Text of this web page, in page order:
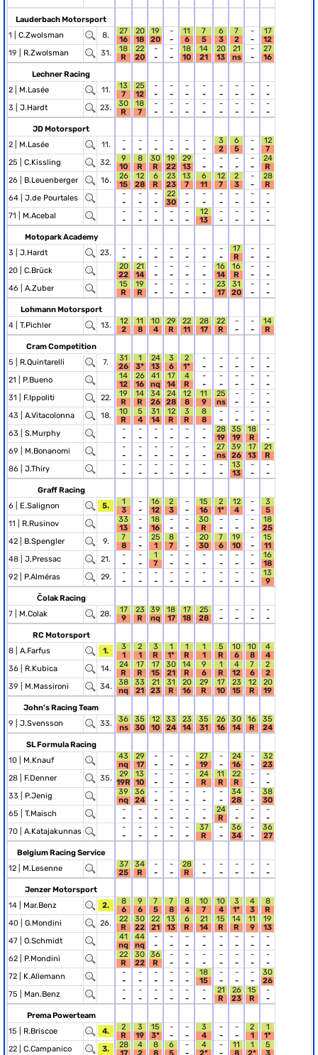
Lauderbach Motorsport
1 | C.Zwolsman 8.
27
16
20
18
19
20
-
-
11
6
7
5
6
3
7
2
-
-
17
12
19 | R.Zwolsman 31.
18
R
22
20
-
-
-
-
18
10
14
21
20
13
21
ns
-
-
27
16
Lechner Racing
2 | M.Lasée 11.
13
7
25
12
-
-
-
-
-
-
-
-
-
-
-
-
-
-
-
-
3 | J.Hardt 23.
30
R
18
7
-
-
-
-
-
-
-
-
-
-
-
-
-
-
-
-
JD Motorsport
2 | M.Lasée 11.
-
-
-
-
-
-
-
-
-
-
-
-
3
2
6
5
-
-
12
7
25 | C.Kissling 32.
9
10
8
R
30
R
19
22
29
13
-
-
-
-
-
-
-
-
24
R
26 | B.Leuenberger 16.
26
15
12
28
6
R
23
23
13
7
6
11
12
7
2
3
-
-
28
R
64 | J.de Pourtales
-
-
-
-
-
-
22
30
-
-
-
-
-
-
-
-
-
-
-
-
71 | M.Acebal
-
-
-
-
-
-
-
-
-
-
12
13
-
-
-
-
-
-
-
-
Motopark Academy
3 | J.Hardt 23.
-
-
-
-
-
-
-
-
-
-
-
-
-
-
17
R
-
-
-
-
20 | C.Brück
20
22
21
14
-
-
-
-
-
-
-
-
16
14
16
R
-
-
-
-
46 | A.Zuber
15
R
19
R
-
-
-
-
-
-
-
-
23
17
31
20
-
-
-
-
Lohmann Motorsport
4 | T.Pichler 13.
12
2
11
8
10
4
29
R
22
11
28
17
22
R
-
-
-
-
14
R
Cram Competition
5 | R.Quintarelli 7.
31
26
1
3*
24
13
3
6
2
1*
-
-
-
-
-
-
-
-
-
-
21 | P.Bueno
14
12
26
16
41
nq
17
14
4
R
-
-
-
-
-
-
-
-
-
-
31 | F.Ippoliti 22.
19
R
14
R
34
26
24
28
12
8
11
9
25
ns
-
-
-
-
-
-
43 | A.Vitacolonna 18.
10
R
5
4
31
14
12
R
3
R
8
8
-
-
-
-
-
-
-
-
63 | S.Murphy
-
-
-
-
-
-
-
-
-
-
-
-
28
19
35
19
18
R
-
-
69 | M.Bonanomi
-
-
-
-
-
-
-
-
-
-
-
-
27
ns
39
26
17
13
21
R
86 | J.Thiry
-
-
-
-
-
-
-
-
-
-
-
-
-
-
13
13
-
-
-
-
Graff Racing
6 | E.Salignon 5.
1
3
-
-
16
12
2
3
-
-
15
16
2
1*
12
4
-
-
3
5
11 | R.Rusinov
33
13
-
-
18
16
-
-
-
-
30
R
-
-
-
-
-
-
18
25
42 | B.Spengler 9.
7
8
-
-
25
1
8
7
-
-
20
30
7
6
19
10
-
-
15
11
48 | J.Pressac 21.
-
-
-
-
1
7
-
-
-
-
-
-
-
-
-
-
-
-
16
18
92 | P.Alméras 29.
-
-
-
-
-
-
-
-
-
-
-
-
-
-
-
-
-
-
13
9
Čolak Racing
7 | M.Colak 28.
17
9
23
R
39
nq
18
17
17
18
25
28
-
-
-
-
-
-
-
-
RC Motorsport
8 | A.Farfus 1.
3
1
2
1
3
R
1
1*
1
R
1
1
5
R
10
6
10
8
4
4
36 | R.Kubica 14.
24
R
17
R
17
15
30
21
14
R
9
6
1
R
4
12
7
6
2
2
39 | M.Massironi 34.
38
nq
33
21
21
23
31
R
20
16
29
R
17
10
23
15
12
R
20
19
John's Racing Team
9 | J.Svensson 33.
36
ns
35
30
12
10
33
24
23
14
35
31
26
16
30
14
16
R
35
24
SL Formula Racing
10 | M.Knauf
43
nq
29
17
-
-
-
-
-
-
27
19
-
-
24
16
-
-
32
23
28 | F.Denner 35.
29
19R
13
10
-
-
-
-
-
-
24
R
11
R
22
R
-
-
-
-
33 | P.Jenig
39
nq
36
24
-
-
-
-
-
-
-
-
-
-
34
28
-
-
38
30
65 | T.Maisch
-
-
-
-
-
-
-
-
-
-
-
-
24
R
-
-
-
-
-
-
70 | A.Katajakunnas
-
-
-
-
-
-
-
-
-
-
37
R
-
-
36
34
-
-
36
27
Belgium Racing Service
12 | M.Lesenne
37
25
34
R
-
-
-
-
28
R
-
-
-
-
-
-
-
-
-
-
Jenzer Motorsport
14 | Mar.Benz 2.
8
6
9
6
7
5
7
8
8
4
10
7
10
4
3
1*
4
3
8
R
40 | G.Mondini 26.
22
R
30
22
22
21
13
13
6
R
21
14
15
R
14
R
11
9
19
13
47 | O.Schmidt
41
nq
44
nq
-
-
-
-
-
-
-
-
-
-
-
-
-
-
-
-
62 | P.Mondini
22
R
30
22
36
R
-
-
-
-
-
-
-
-
-
-
-
-
-
-
72 | K.Allemann
-
-
-
-
-
-
-
-
-
-
18
15
-
-
-
-
-
-
30
26
75 | Man.Benz
-
-
-
-
-
-
-
-
-
-
-
-
21
R
26
23
15
R
-
-
Prema Powerteam
15 | R.Briscoe 4.
2
R
3
19
15
3*
-
-
-
-
3
4
-
-
-
-
2
1
1
1*
22 | C.Campanico 3.
28
4
8
6
-
4
-
11
1
5